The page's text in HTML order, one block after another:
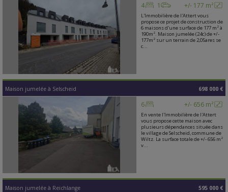
+/- 177 m²
4 1
L'Immobilière de l'Attert vous
propose ce projet de construction de
6 maisons d'une surface de 177 m² à
190m². Maison jumelée (24c) de +/-
177m² sur un terrain de 2,05ares se
c...
Maison jumelée à Selscheid 698 000 €
+/- 656 m²
6
En vente l'Immobilière de l'Attert
vous propose cette maison avec
plusieurs dépendances située dans
le village de Selscheid, commune de
Wiltz. La surface totale de +/- 656 m²
v...
Maison jumelée à Reichlange 595 000 €